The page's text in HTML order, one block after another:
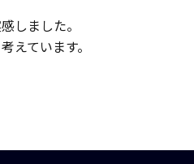
しました。
えています。